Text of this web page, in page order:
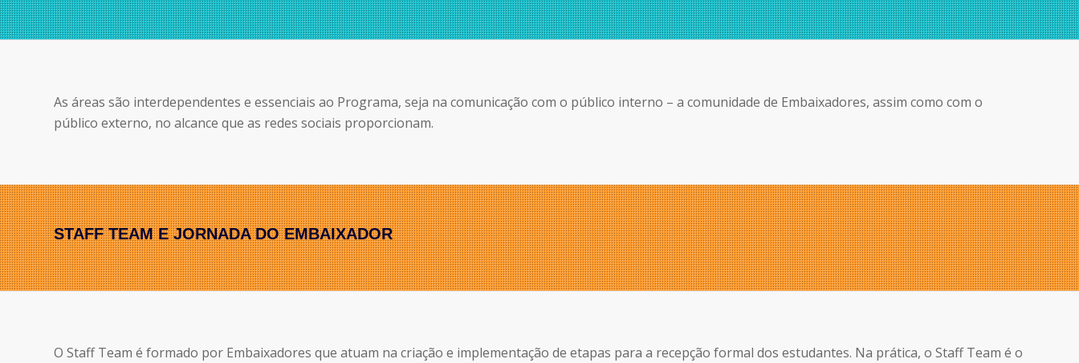
As áreas são interdependentes e essenciais ao Programa, seja na comunicação com o público interno – a comunidade de Embaixadores, assim como com o
público externo, no alcance que as redes sociais proporcionam.
STAFF TEAM E JORNADA DO EMBAIXADOR.
O Staff Team é formado por Embaixadores que atuam na criação e implementação de etapas para a recepção formal dos estudantes. Na prática, o Staff Team é o